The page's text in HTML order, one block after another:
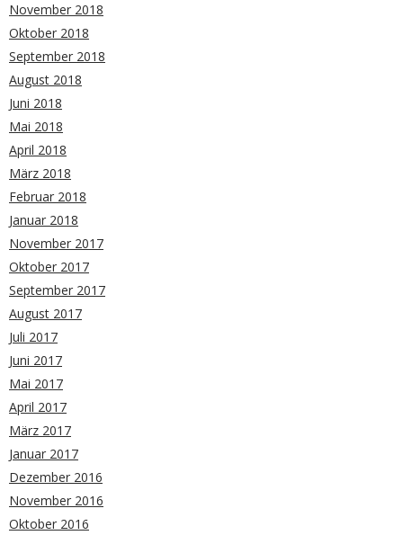
November 2018
Oktober 2018
September 2018
August 2018
Juni 2018
Mai 2018
April 2018
März 2018
Februar 2018
Januar 2018
November 2017
Oktober 2017
September 2017
August 2017
Juli 2017
Juni 2017
Mai 2017
April 2017
März 2017
Januar 2017
Dezember 2016
November 2016
Oktober 2016